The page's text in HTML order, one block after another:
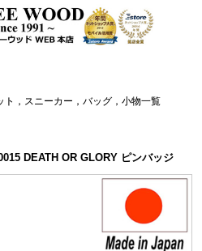
ト，スニーカー，バッグ，小物一覧
DEATH OR GLORY ピンバッジ